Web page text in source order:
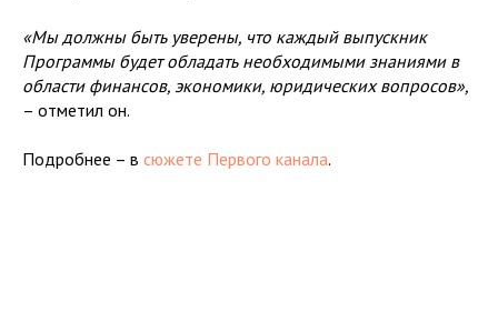
«Мы должны быть уверены, что каждый выпускник
Программы будет обладать необходимыми знаниями в
области финансов, экономики, юридических вопросов»,
– отметил он.
Подробнее – в сюжете Первого канала.